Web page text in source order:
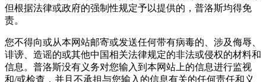
但根据法律或政府的强制性规定予以提供的，普洛斯均得免
责。
您不得向或从本网站邮寄或发送任何带有病毒的、涉及侮辱、
诽谤、造谣的或其他中国相关法律规定的非法或侵权的材料和
信息。普洛斯没有义务对您输入到本网站上的信息进行监视
和/或检查，并且不承担与您输入的信息有关的任何责任和义